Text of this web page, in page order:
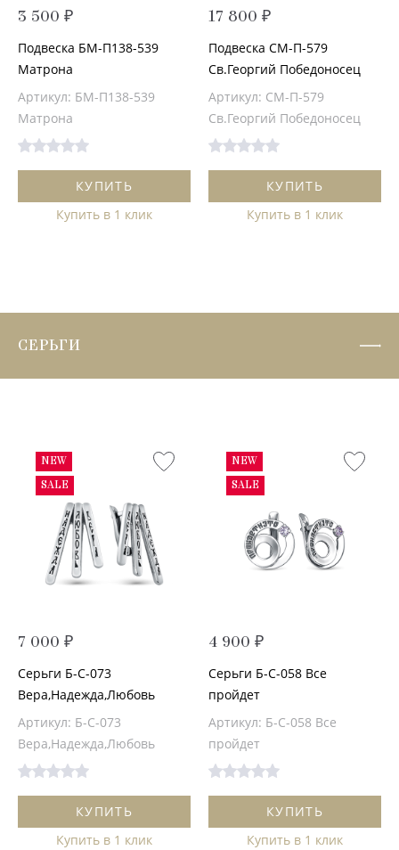
3 500 ₽
Подвеска БМ-П138-539
Матрона
Артикул: БМ-П138-539
Матрона
КУПИТЬ
Купить в 1 клик
17 800 ₽
Подвеска СМ-П-579
Св.Георгий Победоносец
Артикул: СМ-П-579
Св.Георгий Победоносец
КУПИТЬ
Купить в 1 клик
СЕРЬГИ
NEW
SALE
7 000 ₽
Серьги Б-С-073
Вера,Надежда,Любовь
Артикул: Б-С-073
Вера,Надежда,Любовь
КУПИТЬ
Купить в 1 клик
NEW
SALE
4 900 ₽
Серьги Б-С-058 Все
пройдет
Артикул: Б-С-058 Все
пройдет
КУПИТЬ
Купить в 1 клик